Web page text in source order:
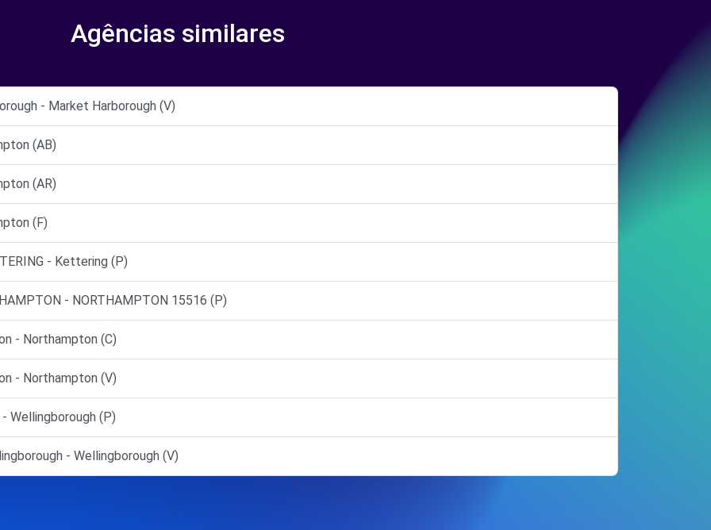
Agências similares
- Market Harborough (V)
(AB)
(AR)
(F)
- Kettering (P)
- NORTHAMPTON 15516 (P)
- Northampton (C)
- Northampton (V)
Wellingborough (P)
- Wellingborough (V)